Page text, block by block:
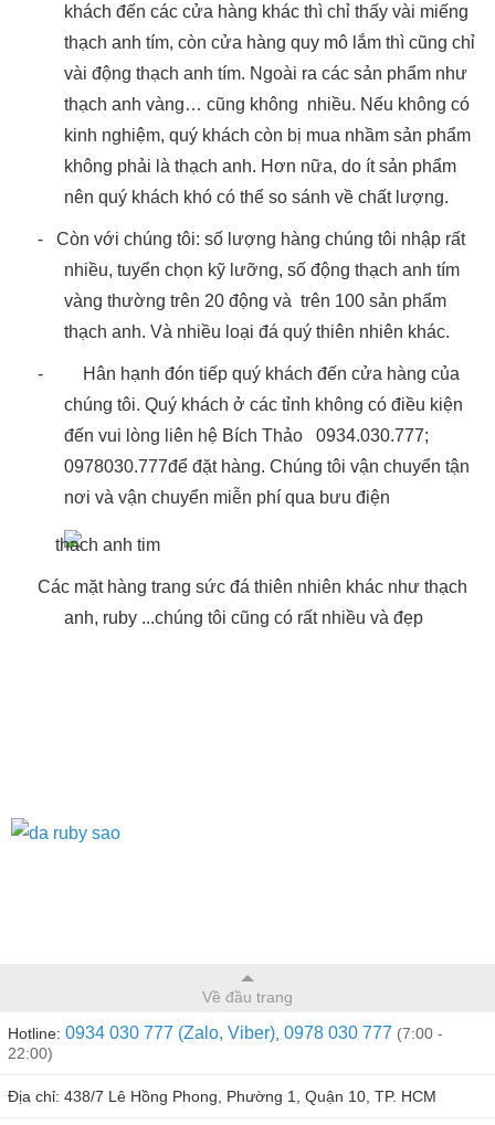
khách đến các cửa hàng khác thì chỉ thấy vài miếng
thạch anh tím, còn cửa hàng quy mô lắm thì cũng chỉ
vài động thạch anh tím. Ngoài ra các sản phẩm như
thạch anh vàng… cũng không nhiều. Nếu không có
kinh nghiệm, quý khách còn bị mua nhầm sản phẩm
không phải là thạch anh. Hơn nữa, do ít sản phẩm
nên quý khách khó có thể so sánh về chất lượng.
-
Còn với chúng tôi: số lượng hàng chúng tôi nhập rất
nhiều, tuyển chọn kỹ lưỡng, số động thạch anh tím
vàng thường trên 20 động và trên 100 sản phẩm
thạch anh. Và nhiều loại đá quý thiên nhiên khác.
-
Hân hạnh đón tiếp quý khách đến cửa hàng của
chúng tôi. Quý khách ở các tỉnh không có điều kiện
đến vui lòng liên hệ Bích Thảo
0934.030.777;
0978030.777để đặt hàng. Chúng tôi vận chuyển tận
nơi và vận chuyển miễn phí qua bưu điện
Các mặt hàng trang sức đá thiên nhiên khác như thạch
anh, ruby ...chúng tôi cũng có rất nhiều và đẹp
Về đầu trang
Hotline: 0934 030 777 (Zalo, Viber) 0978 030 777 (7:00 -
22:00)
Địa chỉ: 438/7 Lê Hồng Phong, Phường 1, Quận 10, TP. HCM